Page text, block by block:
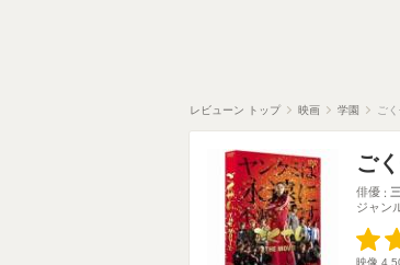
レビューン トップ 映画 学園 ご
ご
俳優
ジャン
映像